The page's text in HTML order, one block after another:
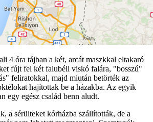
4 óra tájban a két, arcát maszkkal eltakaró
fújt fel két falubéli viskó falára, "bosszú"
feliratokkal, majd miután betörték az
hajítottak be a házakba. Az egyik
egy egész család benn aludt.
a sérülteket kórházba szállították, de a